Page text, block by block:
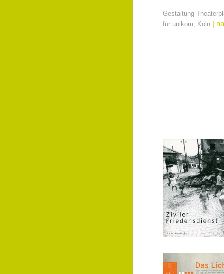
Gestaltung
für unikom, Köln
|